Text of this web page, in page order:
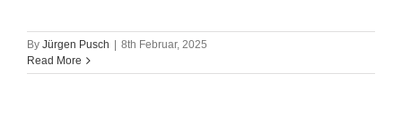
By Jürgen Pusch
8th Februar, 2025
Read More